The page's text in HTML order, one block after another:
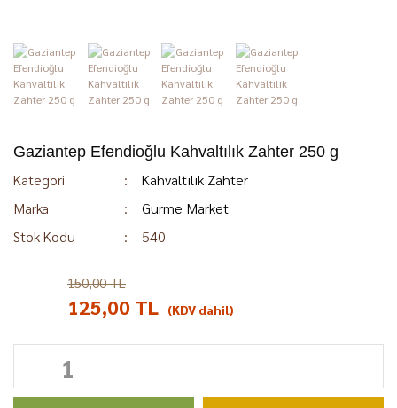
Gaziantep Efendioğlu Kahvaltılık Zahter 250 g
Kategori
Kahvaltılık Zahter
Marka
Gurme Market
Stok Kodu
540
150,00 TL
125,00 TL (KDV dahil)